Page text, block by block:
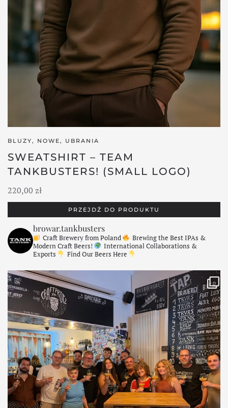
BLUZY, NOWE, UBRANIA
SWEATSHIRT – TEAM
TANKBUSTERS! (SMALL LOGO)
220,00 zł
PRZEJDŹ DO PRODUKTU
browar.tankbusters
Craft Brewery from Poland
Brewing the Best IPAs &
Modern Craft Beers!
International Collaborations &
Exports
Find Our Beers Here